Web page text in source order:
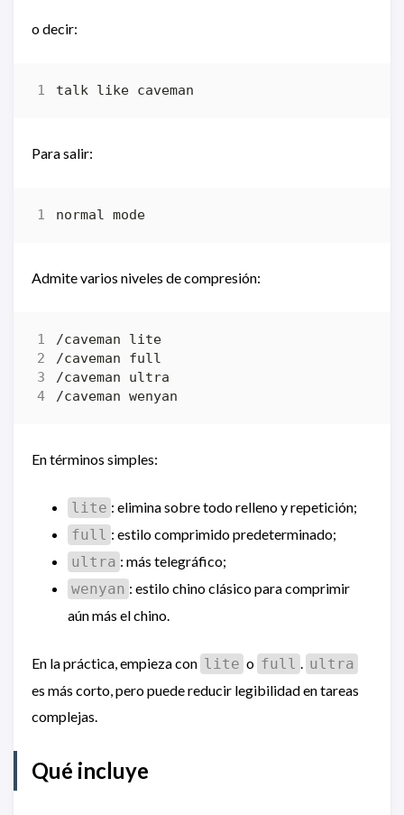
o decir:
Para salir:
Admite varios niveles de compresión:
En términos simples:
lite : elimina sobre todo relleno y repetición;
full : estilo comprimido predeterminado;
ultra : más telegráfico;
wenyan : estilo chino clásico para comprimir
aún más el chino.
En la práctica, empieza con lite o full . ultra
es más corto, pero puede reducir legibilidad en tareas
complejas.
Qué incluye